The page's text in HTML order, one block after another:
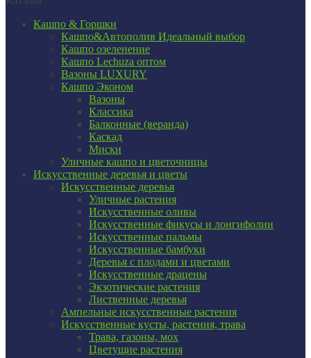
Кашпо & Горшки
Кашпо&Автополив Идеальный выбор
Кашпо озеленение
Кашпо Lechuza оптом
Вазоны LUXURY
Кашпо Эконом
Вазоны
Классика
Балконные (веранда)
Каскад
Миски
Уличные кашпо и цветочницы
Искусственные деревья и цветы
Искусственные деревья
Уличные растения
Искусственные оливы
Искусственные фикусы и лонгифолии
Искусственные пальмы
Искусственные бамбуки
Деревья с плодами и цветами
Искусственные драцены
Экзотические растения
Лиственные деревья
Ампельные искусственные растения
Искусственные кусты, растения, трава
Трава, газоны, мох
Цветущие растения